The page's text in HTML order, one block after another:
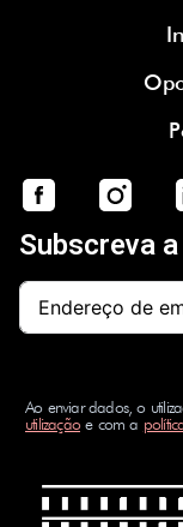
Subscreva
Ao enviar dados, o
utilizaçãoe com a